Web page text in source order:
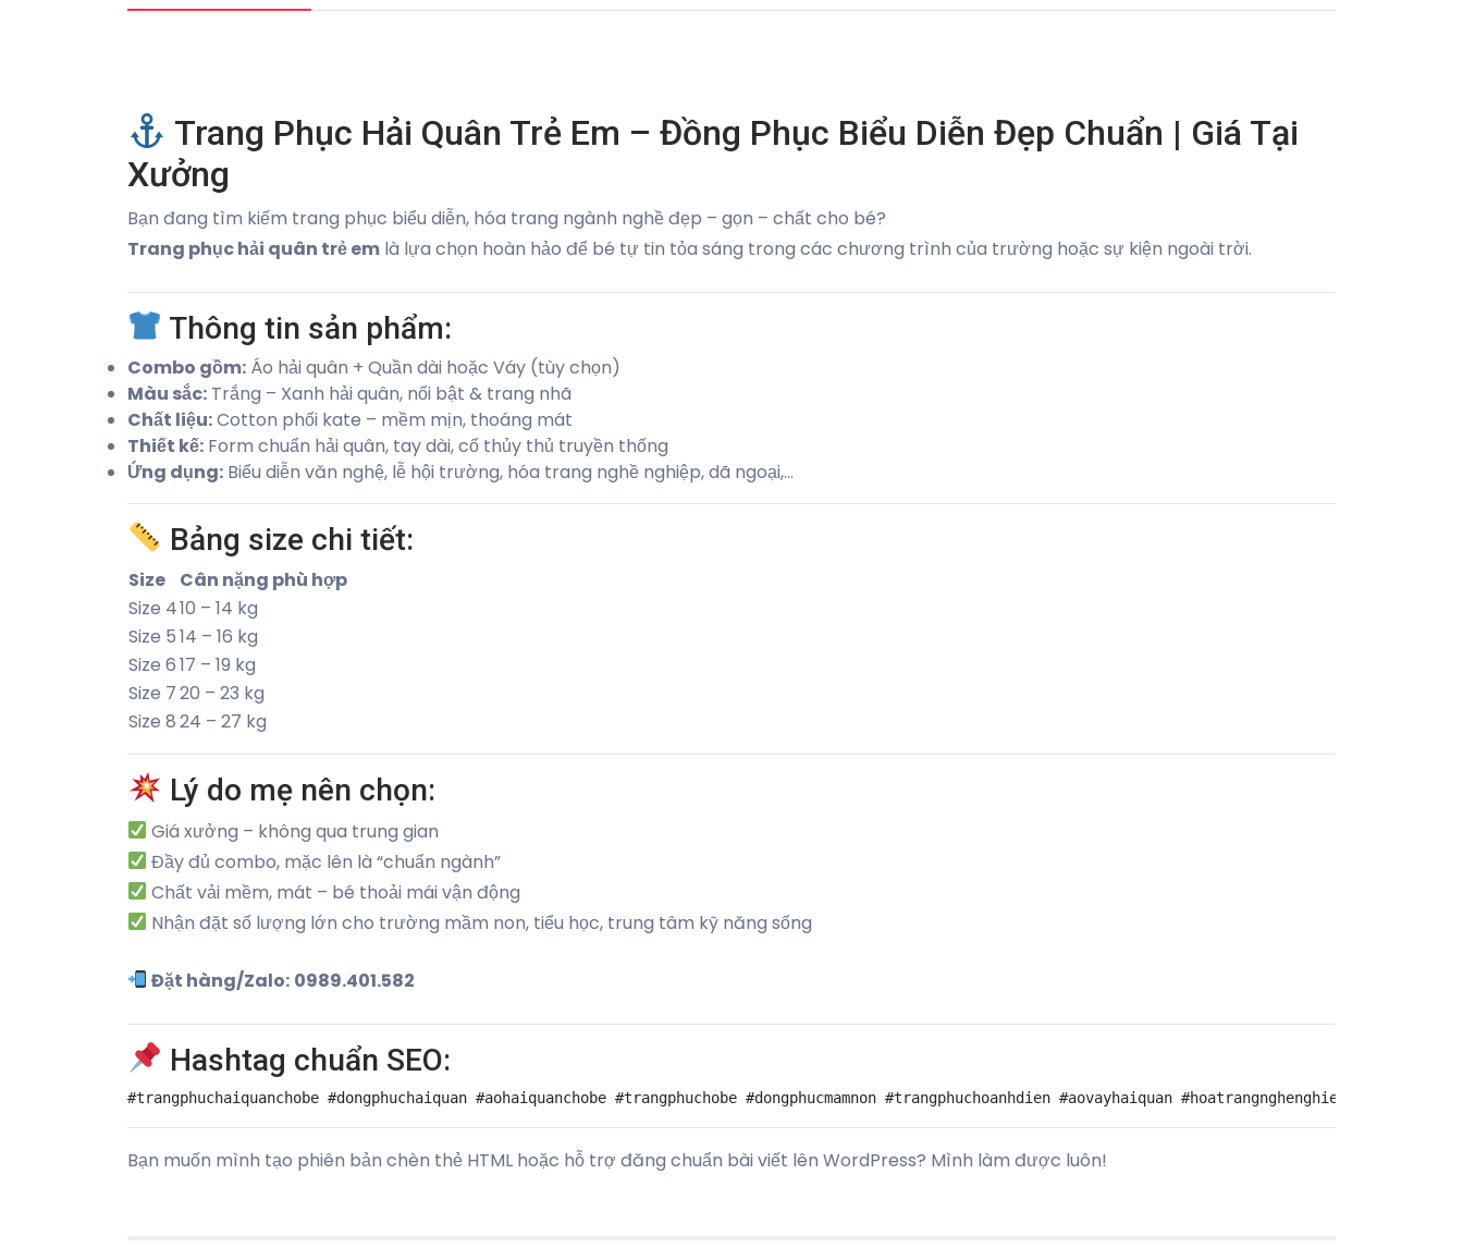
Trang Phục Hải Quân Trẻ Em – Đồng Phục Biểu Diễn Đẹp Chuẩn | Giá Tại
Xưởng
Bạn đang tìm kiếm trang phục biểu diễn, hóa trang ngành nghề đẹp – gọn – chất cho bé?
Trang phục hải quân trẻ em là lựa chọn hoàn hảo để bé tự tin tỏa sáng trong các chương trình của trường hoặc sự kiện ngoài trời.
Thông tin sản phẩm:
Combo gồm: Áo hải quân + Quần dài hoặc Váy (tùy chọn)
Màu sắc: Trắng – Xanh hải quân, nổi bật & trang nhã
Chất liệu:Cotton phối kate – mềm mịn, thoáng mát
Thiết kế: Form chuẩn hải quân, tay dài, cổ thủy thủ truyền thống
Ứng dụng: Biểu diễn văn nghệ, lễ hội trường, hóa trang nghề nghiệp, dã ngoại,…
Bảng size chi tiết:
Size
Cân nặng phù hợp
Size 410 – 14 kg
Size 514 – 16 kg
Size 617 – 19 kg
Size 720 – 23 kg
Size 824 – 27 kg
Lý do mẹ nên chọn:
Giá xưởng – không qua trung gian
Đầy đủ combo, mặc lên là “chuẩn ngành”
Chất vải mềm, mát – bé thoải mái vận động
Nhận đặt số lượng lớn cho trường mầm non, tiểu học, trung tâm kỹ năng sống
Đặt hàng/Zalo: 0989.401.582
Hashtag chuẩn SEO:
Bạn muốn mình tạo phiên bản chèn thẻ HTML hoặc hỗ trợ đăng chuẩn bài viết lên WordPress? Mình làm được luôn!